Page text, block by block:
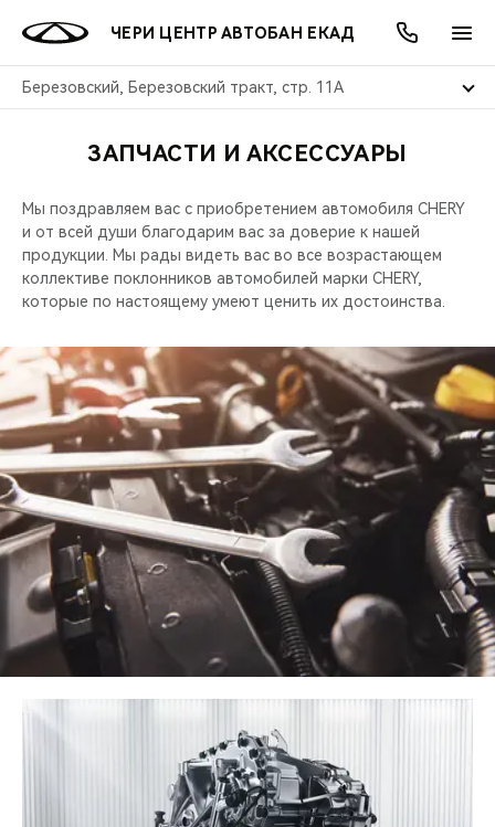
ЧЕРИ ЦЕНТР АВТОБАН ЕКАД
Березовский, Березовский тракт, стр. 11А
МОДЕЛИ
ВСЕ МОДЕЛИ
КРОССОВЕРЫ
СЕДАНЫ
НОВИНКИ
ПОКУПАТЕЛЯМ
ВЫБОР И ПОКУПКА
КРЕДИТ И СТРАХОВАНИЕ
ВЛАДЕЛЬЦАМ
СЕРВИС
ЗАПЧАСТИ И АКСЕССУАРЫ
CHERY CONNECT
МИР CHERY
АКСЕССУАРЫ
О БРЕНДЕ
ЛЮДИ CHERY
БЛАГОТВОРИТЕЛЬНОСТЬ
CHERY REMOTE
CHERY И СПОРТ
НАШИ МЕРОПРИЯТИЯ
CHERY ДЛЯ ДЕТЕЙ
АКЦИИ
ВЫГОДЫ И АКЦИИ
ОНЛАЙН СЕРВИСЫ
ВЫБОР И ПОКУПКА
КРЕДИТ
О КОМПАНИИ
О НАС
МЫ В СОЦСЕТЯХ
ЗАПЧАСТИ И АКСЕССУАРЫ
Мы поздравляем вас с приобретением автомобиля CHERY
и от всей души благодарим вас за доверие к нашей
продукции. Мы рады видеть вас во все возрастающем
коллективе поклонников автомобилей марки CHERY,
которые по настоящему умеют ценить их достоинства.